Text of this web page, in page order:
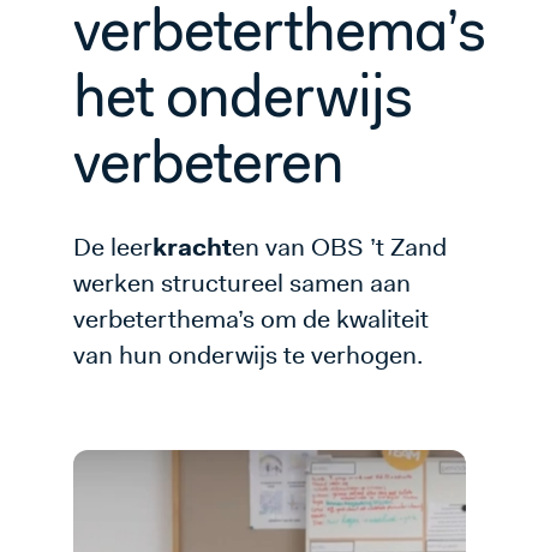
verbeterthema’s
het onderwijs
verbeteren
De leerkrachten van OBS ’t Zand
werken structureel samen aan
verbeterthema’s om de kwaliteit
van hun onderwijs te verhogen.